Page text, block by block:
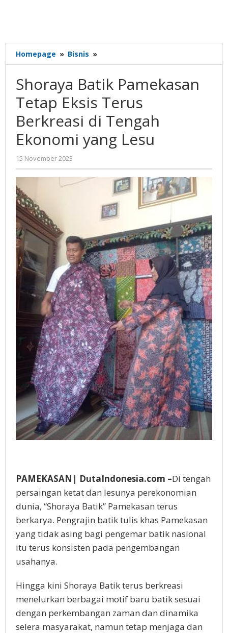
Homepage » Bisnis »
Batik
Tetap
Eksis
Terus
Berkreasi
di
Tengah
Ekonomi
Lesu
Shoraya Batik Pamekasan
Tetap Eksis Terus
Berkreasi di Tengah
Ekonomi yang Lesu
15 November 2023
Gatot
Susanto
PAMEKASAN| DutaIndonesia.com –Di tengah
persaingan ketat dan lesunya perekonomian
dunia, “Shoraya Batik” Pamekasan terus
berkarya. Pengrajin batik tulis khas Pamekasan
yang tidak asing bagi pengemar batik nasional
itu terus konsisten pada pengembangan
usahanya.
Hingga kini Shoraya Batik terus berkreasi
menelurkan berbagai motif baru batik sesuai
dengan perkembangan zaman dan dinamika
selera masyarakat, namun tetap menjaga dan